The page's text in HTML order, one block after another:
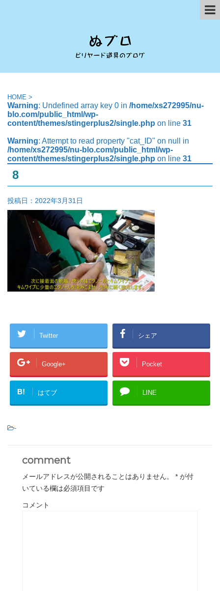
HOME >
Warning: Undefined array key 0 in /home/xs272995/nu-
blo.com/public_html/wp-
content/themes/stingerplus2/single.php on line 31
Warning: Attempt to read property "cat_ID" on null in
/home/xs272995/nu-blo.com/public_html/wp-
content/themes/stingerplus2/single.php on line 31
8
投稿日： 2022年3月31日
Twitter シェア
Google+ Pocket
B! はてブ LINE
-
comment
メールアドレスが公開されることはありません。 * が付
いている欄は必須項目です
コメント